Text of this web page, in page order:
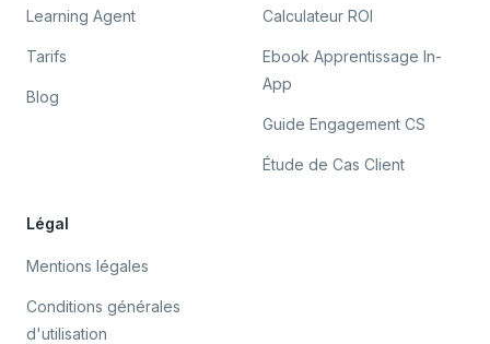
Learning Agent
Tarifs
Blog
Calculateur ROI
Ebook Apprentissage In-
App
Guide Engagement CS
Étude de Cas Client
Légal
Mentions légales
Conditions générales
d'utilisation